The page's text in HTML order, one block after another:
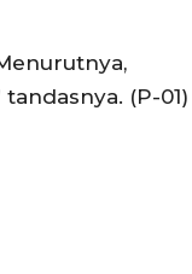
(P-01)